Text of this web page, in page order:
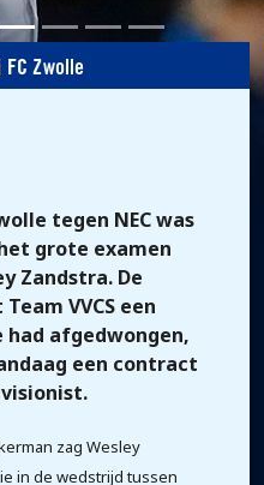
Zwolle
tegen NEC was
grote examen
Zandstra. De
VVCS een
afgedwongen,
een contract
zag Wesley
in de wedstrijd tussen